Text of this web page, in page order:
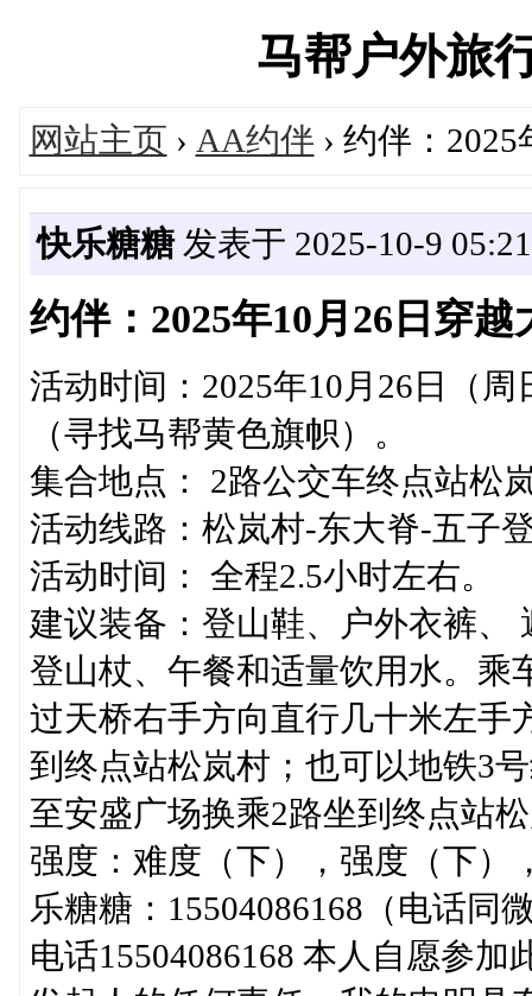
马帮户外旅
网站主页 › AA约伴 › 约伴：
快乐糖糖发表于 2025-10-9
约伴：2025年10月26日穿
活动时间：2025年10月26日（
（寻找马帮黄色旗帜）。
集合地点： 2路公交车终点站松
活动线路：松岚村-东大脊-五子
活动时间： 全程2.5小时左右。
建议装备：登山鞋、户外衣裤、
登山杖、午餐和适量饮用水。乘
过天桥右手方向直行几十米左手
到终点站松岚村；也可以地铁3
至安盛广场换乘2路坐到终点站
强度：难度（下），强度（下）
乐糖糖：15504086168（电话同
电话15504086168 本人自愿参